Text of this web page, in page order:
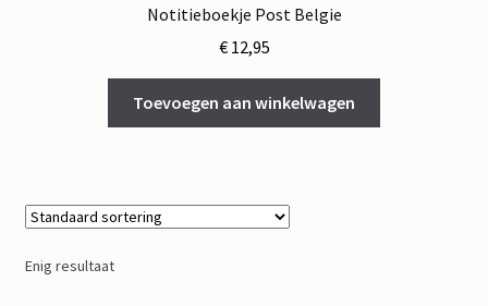
Notitieboekje Post Belgie
€12,95
Toevoegen aan winkelwagen
Enig resultaat